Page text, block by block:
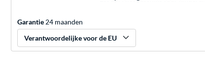
Garantie 24 maanden
Verantwoordelijke voor de EU